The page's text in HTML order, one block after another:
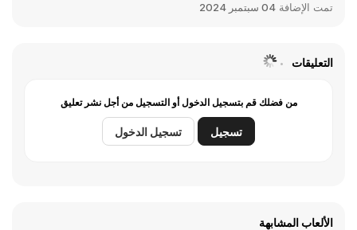
تمت الإضافة 04 سبتمبر 2024
التعليقات
من فضلك قم بتسجيل الدخول أو التسجيل من أجل نشر تعليق
تسجيل تسجيل الدخول
الألعاب المشابهة